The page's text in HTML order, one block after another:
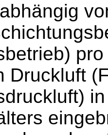
Druckluft